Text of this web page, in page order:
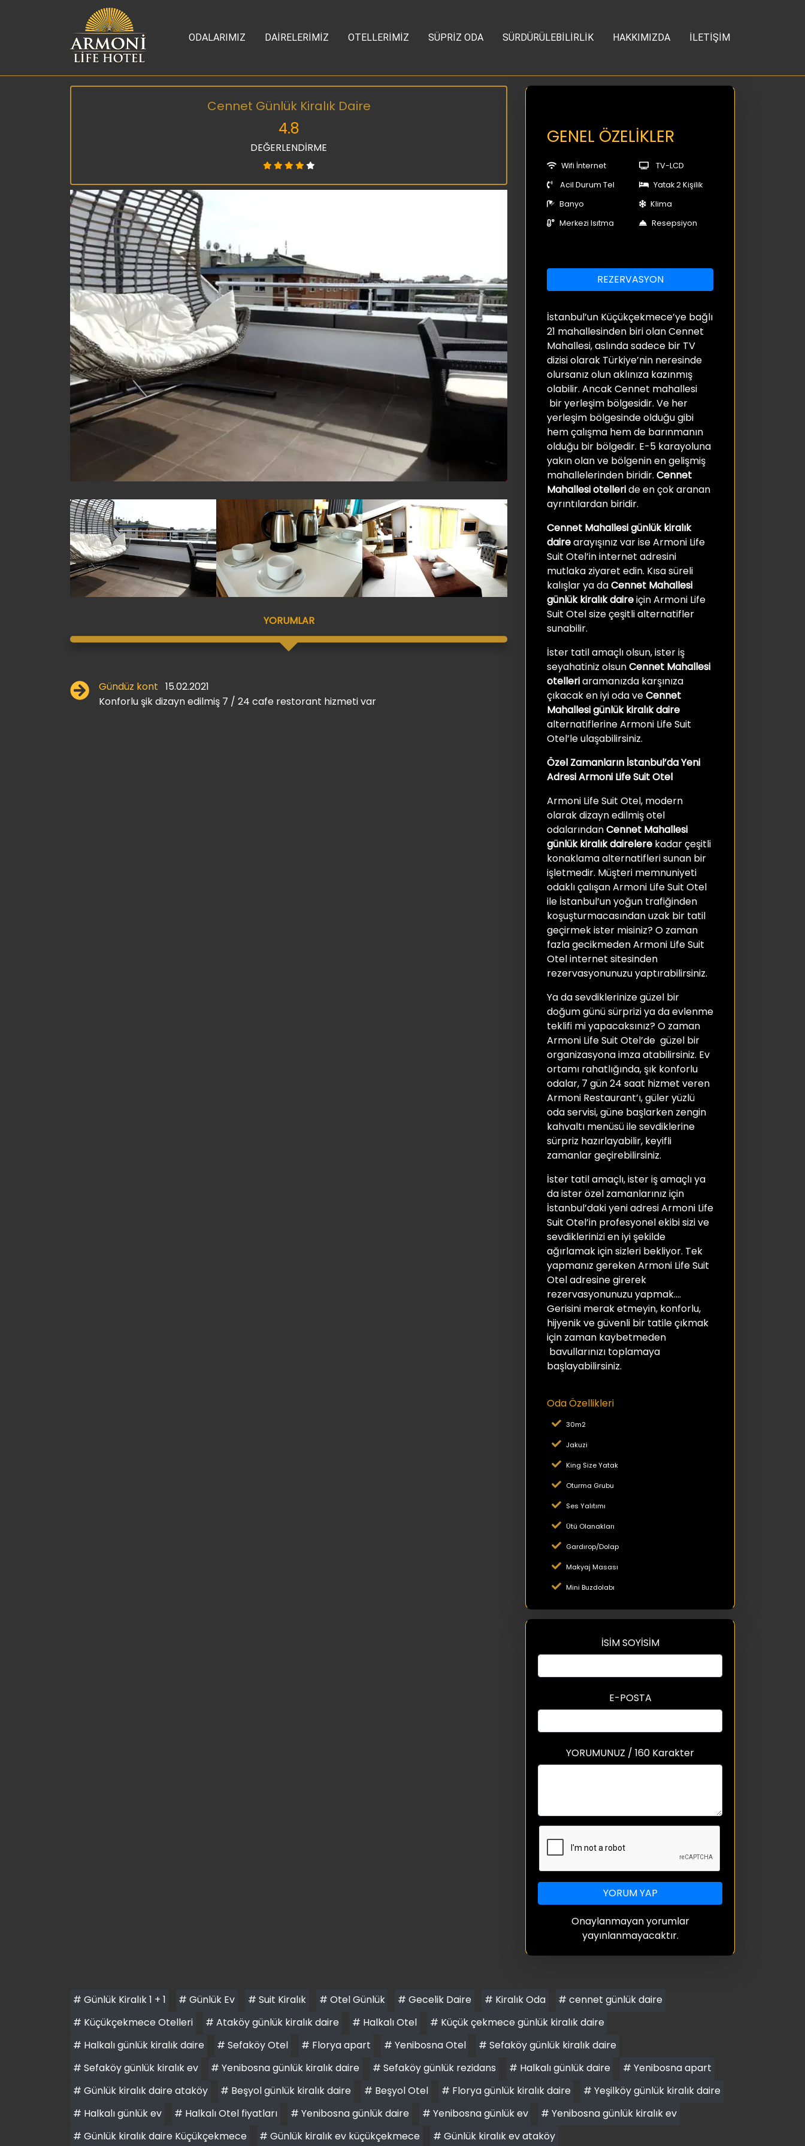
ODALARIMIZ DAİRELERİMİZ OTELLERİMİZ SÜPRİZ ODA SÜRDÜRÜLEBİLİRLİK HAKKIMIZDA İLETİŞİM
Cennet Günlük Kiralık Daire
4.8
DEĞERLENDİRME
YORUMLAR
Gündüz kont 15.02.2021
Konforlu şik dizayn edilmiş 7 / 24 cafe restorant hizmeti var
GENEL ÖZELİKLER
Wifi İnternet
TV-LCD
Acil Durum Tel
Yatak 2 Kişilik
Banyo
Klima
Merkezi Isıtma
Resepsiyon
REZERVASYON
İstanbul’un Küçükçekmece’ye bağlı
21 mahallesinden biri olan Cennet
Mahallesi, aslında sadece bir TV
dizisi olarak Türkiye’nin neresinde
olursanız olun aklınıza kazınmış
olabilir. Ancak Cennet mahallesi
bir yerleşim bölgesidir. Ve her
yerleşim bölgesinde olduğu gibi
hem çalışma hem de barınmanın
olduğu bir bölgedir. E-5 karayoluna
yakın olan ve bölgenin en gelişmiş
mahallelerinden biridir. Cennet
Mahallesi otelleride en çok aranan
ayrıntılardan biridir.
Cennet Mahallesi günlük kiralık
dairearayışınız var ise Armoni Life
Suit Otel’in internet adresini
mutlaka ziyaret edin. Kısa süreli
kalışlar ya daCennet Mahallesi
günlük kiralık daireiçin Armoni Life
Suit Otel size çeşitli alternatifler
sunabilir.
İster tatil amaçlı olsun, ister iş
seyahatiniz olsunCennet Mahallesi
otelleriaramanızda karşınıza
çıkacak en iyi oda veCennet
Mahallesi günlük kiralık daire
alternatiflerine Armoni Life Suit
Otel’le ulaşabilirsiniz.
Özel Zamanların İstanbul’da Yeni
Adresi Armoni Life Suit Otel
Armoni Life Suit Otel, modern
olarak dizayn edilmiş otel
odalarındanCennet Mahallesi
günlük kiralıkdairelere kadar çeşitli
konaklama alternatifleri sunan bir
işletmedir. Müşteri memnuniyeti
odaklı çalışan Armoni Life Suit Otel
ile İstanbul’un yoğun trafiğinden
koşuşturmacasından uzak bir tatil
geçirmek ister misiniz? O zaman
fazla gecikmeden Armoni Life Suit
Otel internet sitesinden
rezervasyonunuzu yaptırabilirsiniz.
Ya da sevdiklerinize güzel bir
doğum günü sürprizi ya da evlenme
teklifi mi yapacaksınız? O zaman
Armoni Life Suit Otel’de güzel bir
organizasyona imza atabilirsiniz. Ev
ortamı rahatlığında, şık konforlu
odalar, 7 gün 24 saat hizmet veren
Armoni Restaurant’ı, güler yüzlü
oda servisi, güne başlarken zengin
kahvaltı menüsü ile sevdiklerine
sürpriz hazırlayabilir, keyifli
zamanlar geçirebilirsiniz.
İster tatil amaçlı, ister iş amaçlı ya
da ister özel zamanlarınız için
İstanbul’daki yeni adresi Armoni Life
Suit Otel’in profesyonel ekibi sizi ve
sevdiklerinizi en iyi şekilde
ağırlamak için sizleri bekliyor. Tek
yapmanız gereken Armoni Life Suit
Otel adresine girerek
rezervasyonunuzu yapmak….
Gerisini merak etmeyin, konforlu,
hijyenik ve güvenli bir tatile çıkmak
için zaman kaybetmeden
bavullarınızı toplamaya
başlayabilirsiniz.
Oda Özellikleri
30m2
Jakuzi
King Size Yatak
Oturma Grubu
Ses Yalıtımı
Ütü Olanakları
Gardırop/Dolap
Makyaj Masası
Mini Buzdolabı
İSİM SOYİSİM
E-POSTA
YORUMUNUZ / 160 Karakter
YORUM YAP
Onaylanmayan yorumlar
yayınlanmayacaktır.
# Günlük Kiralık 1 + 1 # Günlük Ev # Suit Kiralık # Otel Günlük # Gecelik Daire # Kiralık Oda
# cennet günlük daire
# Küçükçekmece Otelleri
# Ataköy günlük kiralık daire # Halkalı Otel
# Küçük çekmece günlük kiralık daire
# Halkalı günlük kiralık daire
# Sefaköy Otel # Florya apart # Yenibosna Otel
# Sefaköy günlük kiralık daire
# Sefaköy günlük kiralık ev
# Yenibosna günlük kiralık daire # Sefaköy günlük rezidans # Halkalı günlük daire
# Yenibosna apart
# Günlük kiralık daire ataköy
# Beşyol günlük kiralık daire # Beşyol Otel # Florya günlük kiralık daire
# Yeşilköy günlük kiralık daire
# Halkalı günlük ev
# Halkalı Otel fiyatları # Yenibosna günlük daire # Yenibosna günlük ev
# Yenibosna günlük kiralık ev
# Günlük kiralık daire Küçükçekmece
# Günlük kiralık ev küçükçekmece # Günlük kiralık ev ataköy